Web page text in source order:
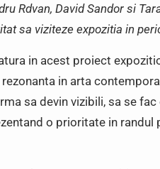
Rdvan, David Sandor si
sa viziteze expozitia in
in acest proiect
in arta
sa devin vizibili, sa se
o prioritate in randul